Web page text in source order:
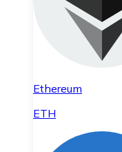
Ethereum
ETH